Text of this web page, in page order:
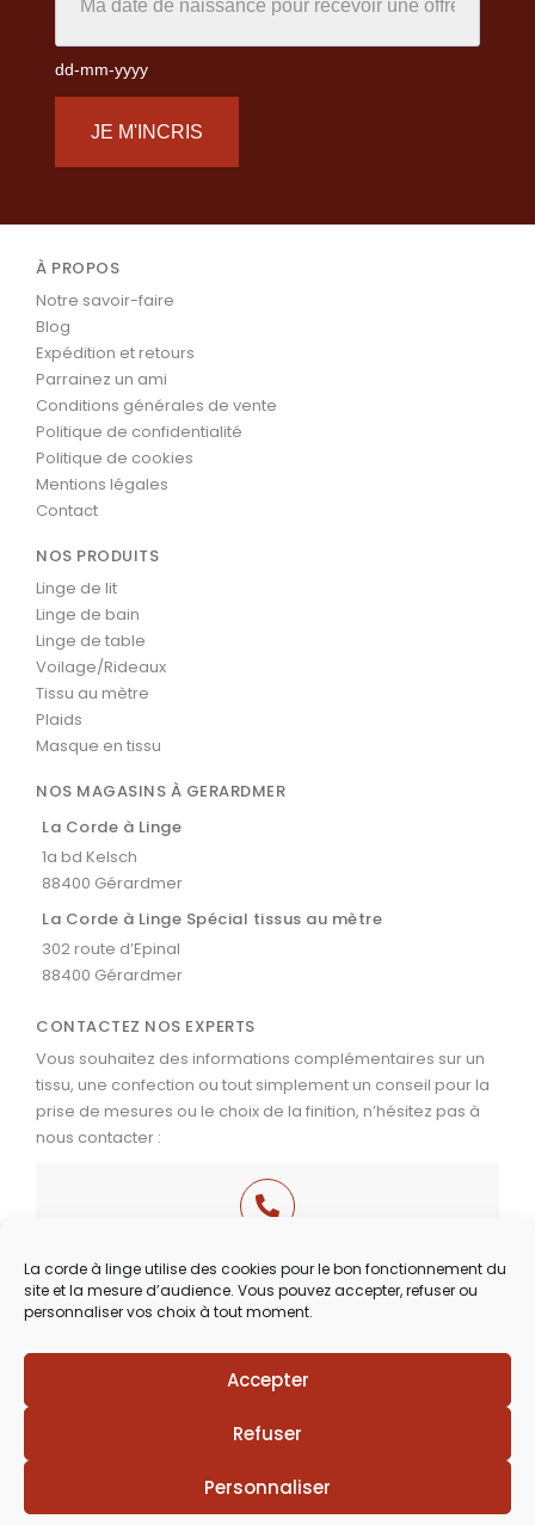
La corde à linge utilise des cookies pour le bon fonctionnement du
site et la mesure d’audience. Vous pouvez accepter, refuser ou
personnaliser vos choix à tout moment.
Accepter
Refuser
Personnaliser
dd-mm-yyyy
JE M'INCRIS
À PROPOS
Notre savoir-faire
Blog
Expédition et retours
Parrainez un ami
Conditions générales de vente
Politique de confidentialité
Politique de cookies
Mentions légales
Contact
NOS PRODUITS
Linge de lit
Linge de bain
Linge de table
Voilage/Rideaux
Tissu au mètre
Plaids
Masque en tissu
NOS MAGASINS À GERARDMER
La Corde à Linge
1a bd Kelsch
88400 Gérardmer
La Corde à Linge Spécial tissus au mètre
302 route d’Epinal
88400 Gérardmer
CONTACTEZ NOS EXPERTS
Vous souhaitez des informations complémentaires sur un
tissu, une confection ou tout simplement un conseil pour la
prise de mesures ou le choix de la finition, n’hésitez pas à
nous contacter :
03 29 60 49 17
Du Mardi au Samedi
de 9h30 à 12h00 & de 14h00 à 18h30
Lézards